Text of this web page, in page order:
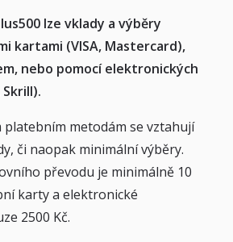
lze vklady a výběry
kartami (VISA, Mastercard),
nebo pomocí elektronických
platebním metodám se vztahují
či naopak minimální výběry.
převodu je minimálně 10
karty a elektronické
2500 Kč.